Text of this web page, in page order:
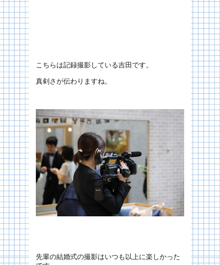
こちらは記録撮影している吉田です。
真剣さが伝わりますね。
先輩の結婚式の撮影はいつも以上に楽しかった